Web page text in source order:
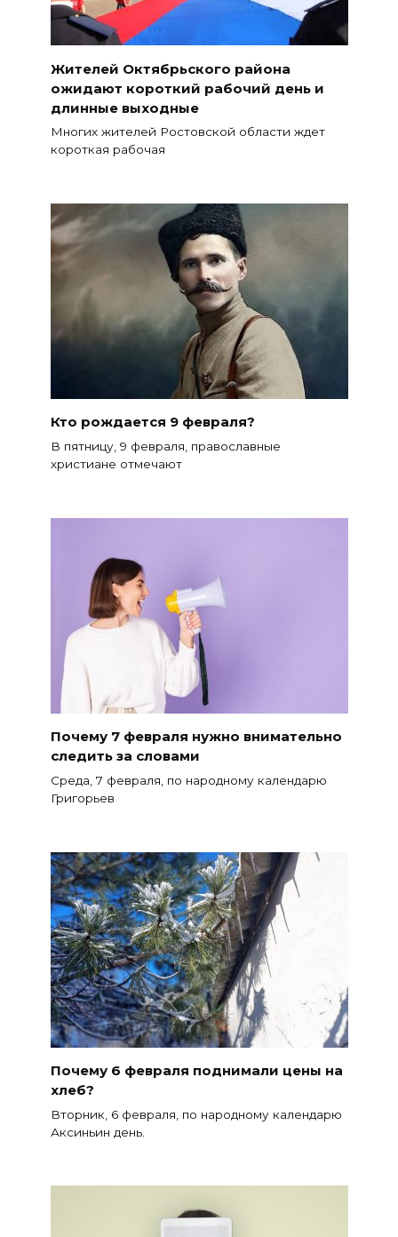
Жителей Октябрьского района
ожидают короткий рабочий день и
длинные выходные
Многих жителей Ростовской области ждет
короткая рабочая
Кто рождается 9 февраля?
В пятницу, 9 февраля, православные
христиане отмечают
Почему 7 февраля нужно внимательно
следить за словами
Среда, 7 февраля, по народному календарю
Григорьев
Почему 6 февраля поднимали цены на
хлеб?
Вторник, 6 февраля, по народному календарю
Аксиньин день.